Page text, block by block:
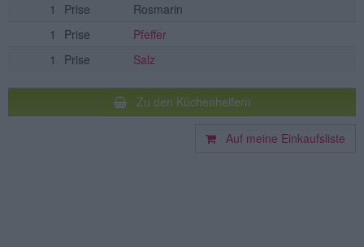
1
Prise
Rosmarin
1
Prise
Pfeffer
1
Prise Salz
Zu den Küchenhelfern
Auf meine Einkaufsliste